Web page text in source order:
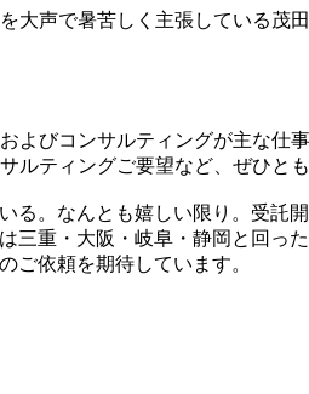
大声で暑苦しく主張している茂
よびコンサルティングが主な
ルティングご要望など、ぜひと
。なんとも嬉しい限り。受託
重・大阪・岐阜・静岡と回っ
ご依頼を期待しています。